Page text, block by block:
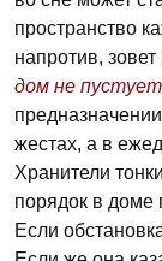
пространство
напротив,
дом не
жестах, а в
Хранители
порядок в доме
Если